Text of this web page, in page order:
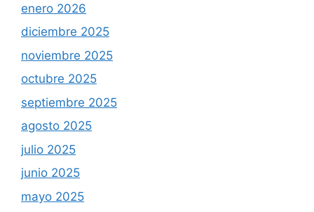
enero 2026
diciembre 2025
noviembre 2025
octubre 2025
septiembre 2025
agosto 2025
julio 2025
junio 2025
mayo 2025